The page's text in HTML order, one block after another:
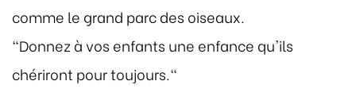
comme le grand parc des oiseaux.
"Donnez à vos enfants une enfance qu'ils
chériront pour toujours."